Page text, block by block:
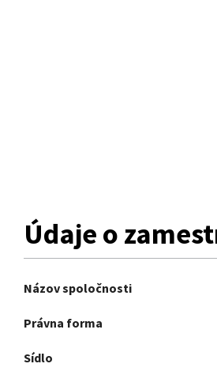
Údaje o
Názov spoločnosti
Právna forma
Sídlo